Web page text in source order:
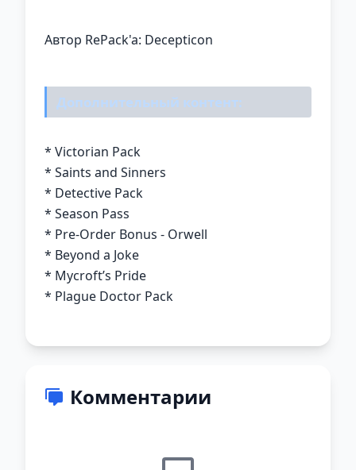
Автор RePack'a: Decepticon
Дополнительный контент:
* Victorian Pack
* Saints and Sinners
* Detective Pack
* Season Pass
* Pre-Order Bonus - Orwell
* Beyond a Joke
* Mycroft’s Pride
* Plague Doctor Pack
Комментарии